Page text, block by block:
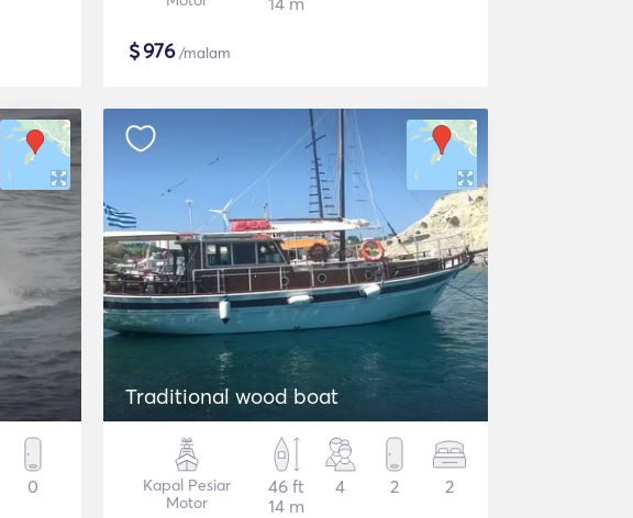
$976/malam
0
Traditional wood boat
Kapal Pesiar
Motor
46 ft
14 m
4 2 2